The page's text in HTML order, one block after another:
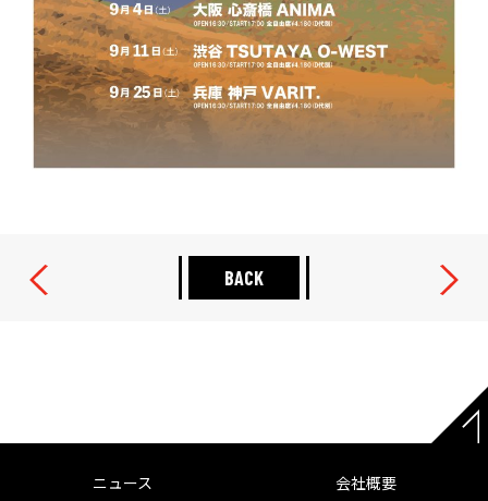
BACK
ニュース 会社概要